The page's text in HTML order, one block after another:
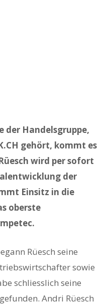
der Handelsgruppe,
gehört, kommt es
wird per sofort
der
Einsitz in die
oberste
Rüesch seine
sowie
schliesslich seine
Andri Rüesch